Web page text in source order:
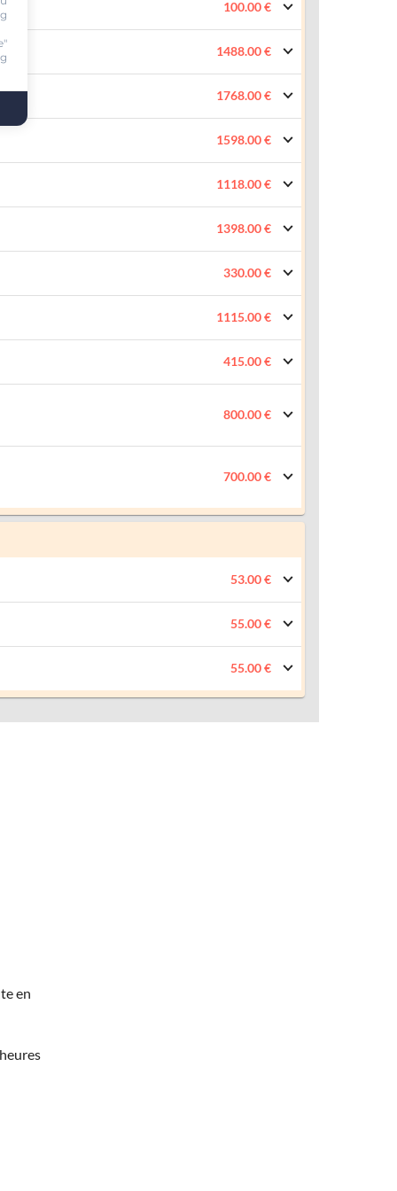
100.00 €
1488.00 €
1768.00 €
1598.00 €
1118.00 €
1398.00 €
330.00 €
1115.00 €
415.00 €
800.00 €
700.00 €
53.00 €
55.00 €
55.00 €
en